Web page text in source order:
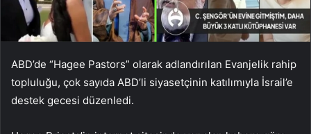
ABD’de “Hagee Pastors” olarak adlandırılan Evanjelik rahip
topluluğu, çok sayıda ABD’li siyasetçinin katılımıyla İsrail’e
destek gecesi düzenledi.